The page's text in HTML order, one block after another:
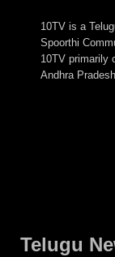
10TV is a
Spoorthi
10TV primarily
Andhra
Telugu